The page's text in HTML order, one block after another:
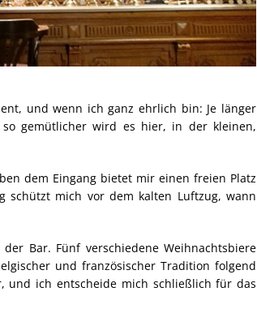
und wenn ich ganz ehrlich bin: Je länger
gemütlicher wird es hier, in der kleinen,
dem Eingang bietet mir einen freien Platz
schützt mich vor dem kalten Luftzug, wann
Bar. Fünf verschiedene Weihnachtsbiere
und französischer Tradition folgend
und ich entscheide mich schließlich für das